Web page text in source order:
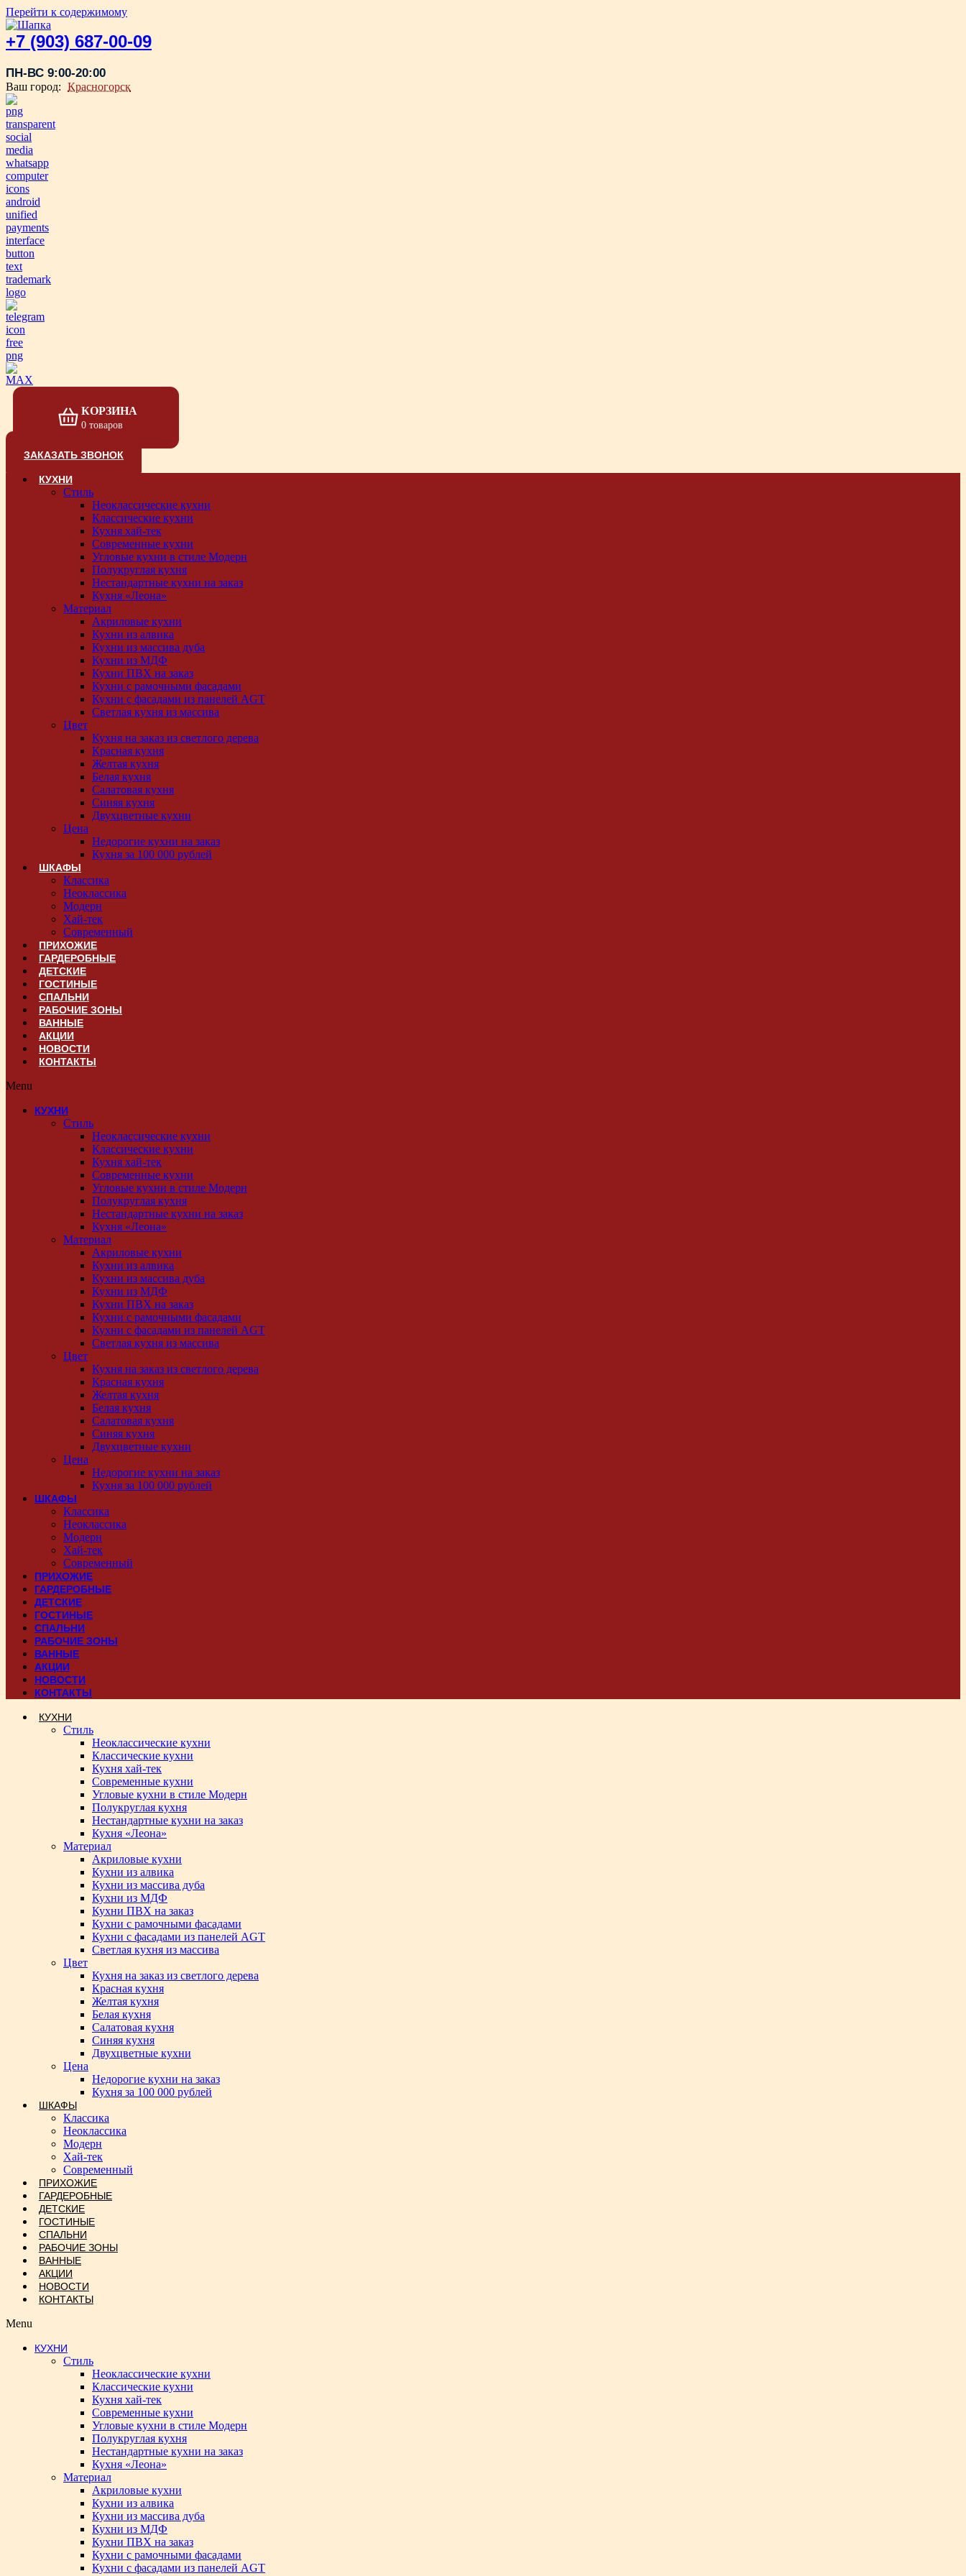
Перейти к содержимому
+7 (903) 687-00-09
ПН-ВС 9:00-20:00
Ваш город: Красногорск
КОРЗИНА
0 товаров
ЗАКАЗАТЬ ЗВОНОК
КУХНИ
Стиль
Неоклассические кухни
Классические кухни
Кухня хай-тек
Современные кухни
Угловые кухни в стиле Модерн
Полукруглая кухня
Нестандартные кухни на заказ
Кухня «Леона»
Материал
Акриловые кухни
Кухни из алвика
Кухни из массива дуба
Кухни из МДФ
Кухни ПВХ на заказ
Кухни с рамочными фасадами
Кухни с фасадами из панелей AGT
Светлая кухня из массива
Цвет
Кухня на заказ из светлого дерева
Красная кухня
Желтая кухня
Белая кухня
Салатовая кухня
Синяя кухня
Двухцветные кухни
Цена
Недорогие кухни на заказ
Кухня за 100 000 рублей
ШКАФЫ
Классика
Неоклассика
Модерн
Хай-тек
Современный
ПРИХОЖИЕ
ГАРДЕРОБНЫЕ
ДЕТСКИЕ
ГОСТИНЫЕ
СПАЛЬНИ
РАБОЧИЕ ЗОНЫ
ВАННЫЕ
АКЦИИ
НОВОСТИ
КОНТАКТЫ
Menu
КУХНИ
Стиль
Неоклассические кухни
Классические кухни
Кухня хай-тек
Современные кухни
Угловые кухни в стиле Модерн
Полукруглая кухня
Нестандартные кухни на заказ
Кухня «Леона»
Материал
Акриловые кухни
Кухни из алвика
Кухни из массива дуба
Кухни из МДФ
Кухни ПВХ на заказ
Кухни с рамочными фасадами
Кухни с фасадами из панелей AGT
Светлая кухня из массива
Цвет
Кухня на заказ из светлого дерева
Красная кухня
Желтая кухня
Белая кухня
Салатовая кухня
Синяя кухня
Двухцветные кухни
Цена
Недорогие кухни на заказ
Кухня за 100 000 рублей
ШКАФЫ
Классика
Неоклассика
Модерн
Хай-тек
Современный
ПРИХОЖИЕ
ГАРДЕРОБНЫЕ
ДЕТСКИЕ
ГОСТИНЫЕ
СПАЛЬНИ
РАБОЧИЕ ЗОНЫ
ВАННЫЕ
АКЦИИ
НОВОСТИ
КОНТАКТЫ
КУХНИ
Стиль
Неоклассические кухни
Классические кухни
Кухня хай-тек
Современные кухни
Угловые кухни в стиле Модерн
Полукруглая кухня
Нестандартные кухни на заказ
Кухня «Леона»
Материал
Акриловые кухни
Кухни из алвика
Кухни из массива дуба
Кухни из МДФ
Кухни ПВХ на заказ
Кухни с рамочными фасадами
Кухни с фасадами из панелей AGT
Светлая кухня из массива
Цвет
Кухня на заказ из светлого дерева
Красная кухня
Желтая кухня
Белая кухня
Салатовая кухня
Синяя кухня
Двухцветные кухни
Цена
Недорогие кухни на заказ
Кухня за 100 000 рублей
ШКАФЫ
Классика
Неоклассика
Модерн
Хай-тек
Современный
ПРИХОЖИЕ
ГАРДЕРОБНЫЕ
ДЕТСКИЕ
ГОСТИНЫЕ
СПАЛЬНИ
РАБОЧИЕ ЗОНЫ
ВАННЫЕ
АКЦИИ
НОВОСТИ
КОНТАКТЫ
Menu
КУХНИ
Стиль
Неоклассические кухни
Классические кухни
Кухня хай-тек
Современные кухни
Угловые кухни в стиле Модерн
Полукруглая кухня
Нестандартные кухни на заказ
Кухня «Леона»
Материал
Акриловые кухни
Кухни из алвика
Кухни из массива дуба
Кухни из МДФ
Кухни ПВХ на заказ
Кухни с рамочными фасадами
Кухни с фасадами из панелей AGT